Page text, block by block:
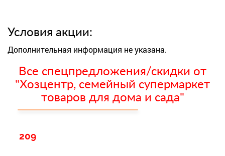
Условия акции:
Дополнительная информация не указана.
Все спецпредложения/скидки от
"Хозцентр, семейный супермаркет
товаров для дома и сада"
209